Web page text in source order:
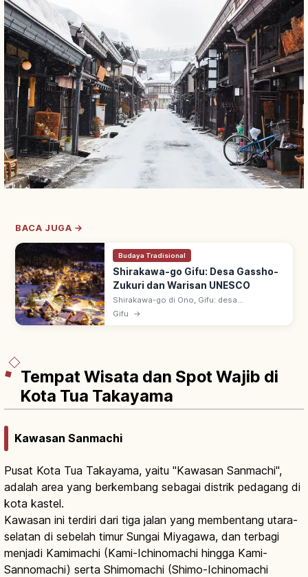
BACA JUGA →
Budaya Tradisional
Shirakawa-go Gifu: Desa Gassho-
Zukuri dan Warisan UNESCO
Shirakawa-go di Ono, Gifu: desa
pegunungan gassho-zukuri (atap jerami
Gifu →
Tempat Wisata dan Spot Wajib di
Kota Tua Takayama
Kawasan Sanmachi
Pusat Kota Tua Takayama, yaitu "Kawasan Sanmachi",
adalah area yang berkembang sebagai distrik pedagang di
kota kastel.
Kawasan ini terdiri dari tiga jalan yang membentang utara-
selatan di sebelah timur Sungai Miyagawa, dan terbagi
menjadi Kamimachi (Kami-Ichinomachi hingga Kami-
Sannomachi) serta Shimomachi (Shimo-Ichinomachi